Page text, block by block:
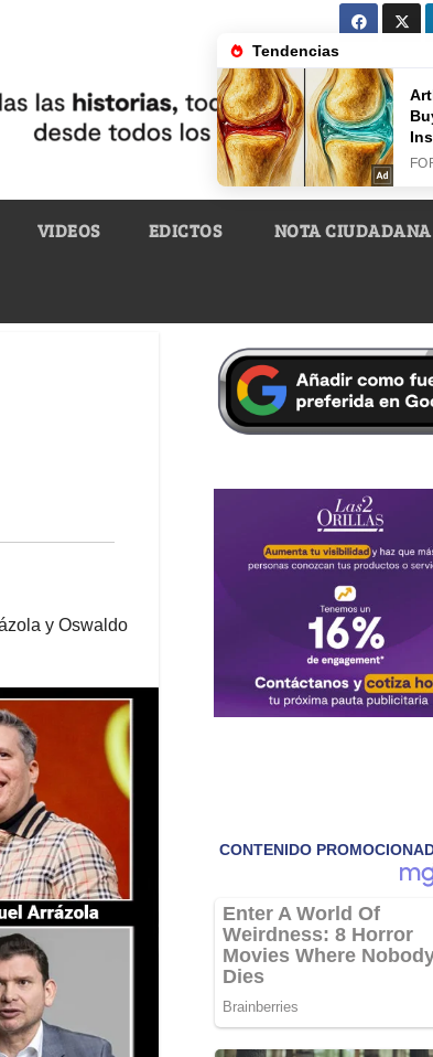
VIDEOS EDICTOS NOTA CIUDADANA
y Oswaldo